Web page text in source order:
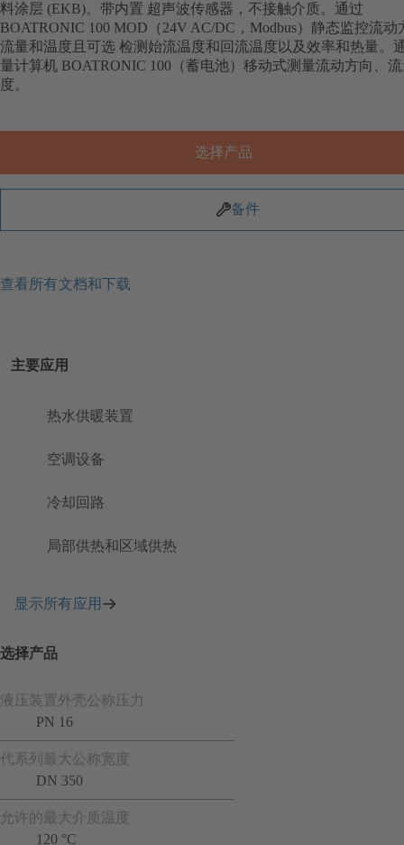
料涂层 (EKB)。带内置 超声波传感器，不接触介质。通过
BOATRONIC 100 MOD（24V AC/DC，Modbus）静态监控流动
流量和温度且可选 检测始流温度和回流温度以及效率和热量。
量计算机 BOATRONIC 100（蓄电池）移动式测量流动方向、
度。
选择产品
备件
查看所有文档和下载
主要应用
热水供暖装置
空调设备
冷却回路
局部供热和区域供热
显示所有应用
选择产品
液压装置外壳公称压力
PN 16
代系列最大公称宽度
DN 350
允许的最大介质温度
120 °C